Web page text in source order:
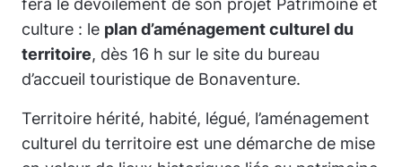
fera le dévoilement de son projet Patrimoine et
culture : le plan d’aménagement culturel du
territoire, dès 16 h sur le site du bureau
d’accueil touristique de Bonaventure.
Territoire hérité, habité, légué, l’aménagement
culturel du territoire est une démarche de mise